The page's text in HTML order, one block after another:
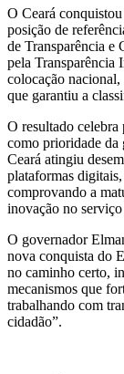
O Ceará
posição de
de Transparência e
pela Transparência
colocação
que garantiu a
O resultado celebra
como prioridade da
Ceará atingiu
plataformas
comprovando a
inovação no
O governador
nova conquista do
no caminho certo,
mecanismos que
trabalhando com
cidadão”.